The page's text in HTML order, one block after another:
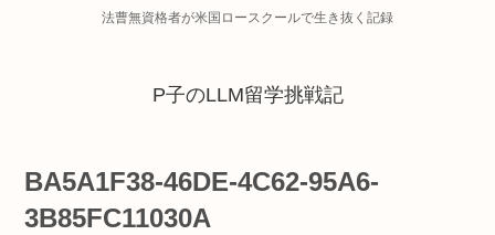
法曹無資格者が米国ロースクールで生き抜く記録
P子のLLM留学挑戦記
BA5A1F38-46DE-4C62-95A6-
3B85FC11030A